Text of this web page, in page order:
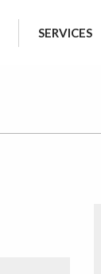
SERVICES